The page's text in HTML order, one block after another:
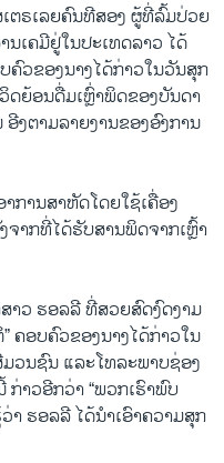
ຕຣເລຍຄົນທີສອງ ຜູ້ທີ່ລົ້ມປ່ວຍ
ເຄມີຢູ່ໃນປະ​ເທດລາວ ໄດ້
ວຂອງນາງໄດ້ກ່າວໃນວັນສຸກ
ດຍ້ອນດື່ມເຫຼົ່າພິດຂອງບັນດາ
ງຕາມລາຍງານຂອງອົງການ
ການສາຫັດໂດຍໃຊ້ເຄື່ອງ
າກທີ່ໄດ້ຮັບສານພິດຈາກເຫຼົ້າ
າວ ຮອລລີ ທີ່ສວຍສົດງົດງາມ
ຄອບຄົວຂອງນາງໄດ້ກ່າວໃນ
ວນຊົນ ແລະໂທລະພາບຊ່ອງ
ກ່າວອີກວ່າ “ພວກເຮົາພົບ
ຮອລລີ ໄດ້ນຳເອົາຄວາມສຸກ